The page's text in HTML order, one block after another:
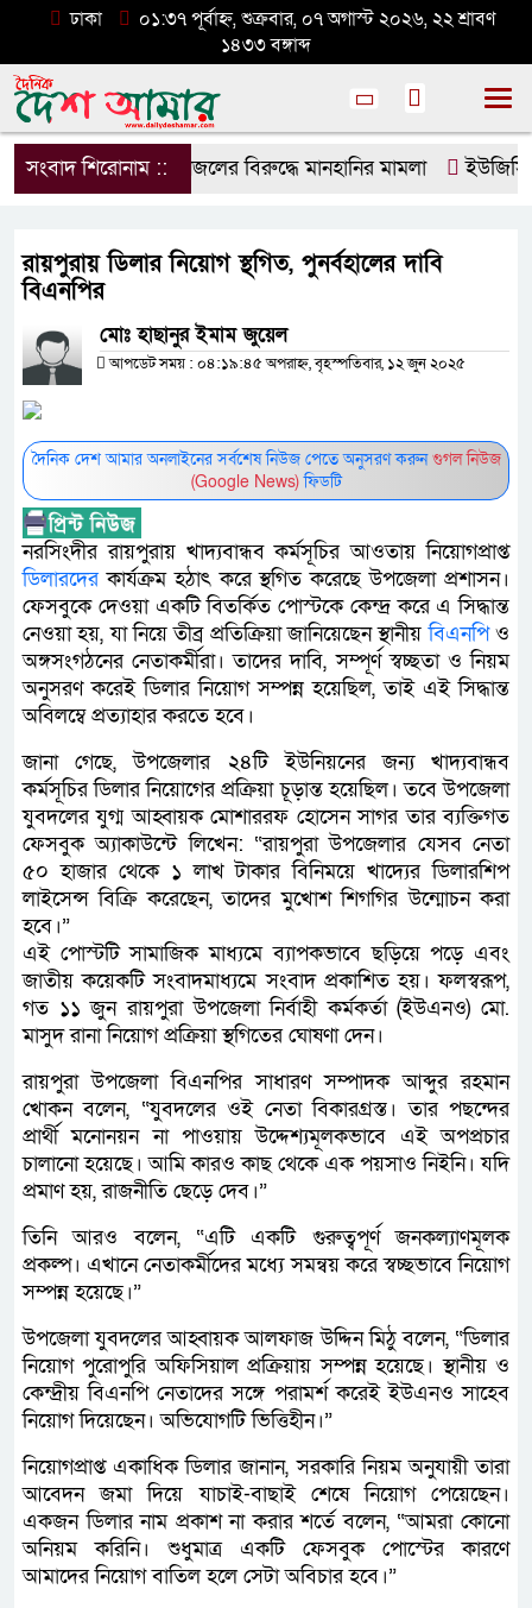
ঢাকা
০১:৩৭ পূর্বাহ্ন, শুক্রবার, ০৭ অগাস্ট ২০২৬, ২২ শ্রাবণ
১৪৩৩ বঙ্গাব্দ
সংবাদ শিরোনাম ::ডিপজলের বিরুদ্ধে মানহানির মামলা ইউজিসির
রায়পুরায় ডিলার নিয়োগ স্থগিত, পুনর্বহালের দাবি
বিএনপির
মোঃ হাছানুর ইমাম জুয়েল
আপডেট সময় : ০৪:১৯:৪৫ অপরাহ্ন, বৃহস্পতিবার, ১২ জুন ২০২৫
দৈনিক দেশ আমার অনলাইনের সর্বশেষ নিউজ পেতে অনুসরণ করুনগুগল নিউজ
(Google News)ফিডটি
নরসিংদীর রায়পুরায় খাদ্যবান্ধব কর্মসূচির আওতায় নিয়োগপ্রাপ্ত
ডিলারদেরকার্যক্রম হঠাৎ করে স্থগিত করেছে উপজেলা প্রশাসন।
ফেসবুকে দেওয়া একটি বিতর্কিত পোস্টকে কেন্দ্র করে এ সিদ্ধান্ত
নেওয়া হয়, যা নিয়ে তীব্র প্রতিক্রিয়া জানিয়েছেন স্থানীয়বিএনপিও
অঙ্গসংগঠনের নেতাকর্মীরা। তাদের দাবি, সম্পূর্ণ স্বচ্ছতা ও নিয়ম
অনুসরণ করেই ডিলার নিয়োগ সম্পন্ন হয়েছিল, তাই এই সিদ্ধান্ত
অবিলম্বে প্রত্যাহার করতে হবে।
জানা গেছে, উপজেলার ২৪টি ইউনিয়নের জন্য খাদ্যবান্ধব
কর্মসূচির ডিলার নিয়োগের প্রক্রিয়া চূড়ান্ত হয়েছিল। তবে উপজেলা
যুবদলের যুগ্ম আহ্বায়ক মোশাররফ হোসেন সাগর তার ব্যক্তিগত
ফেসবুক অ্যাকাউন্টে লিখেন: “রায়পুরা উপজেলার যেসব নেতা
৫০ হাজার থেকে ১ লাখ টাকার বিনিময়ে খাদ্যের ডিলারশিপ
লাইসেন্স বিক্রি করেছেন, তাদের মুখোশ শিগগির উন্মোচন করা
হবে।”
এই পোস্টটি সামাজিক মাধ্যমে ব্যাপকভাবে ছড়িয়ে পড়ে এবং
জাতীয় কয়েকটি সংবাদমাধ্যমে সংবাদ প্রকাশিত হয়। ফলস্বরূপ,
গত ১১ জুন রায়পুরা উপজেলা নির্বাহী কর্মকর্তা (ইউএনও) মো.
মাসুদ রানা নিয়োগ প্রক্রিয়া স্থগিতের ঘোষণা দেন।
রায়পুরা উপজেলা বিএনপির সাধারণ সম্পাদক আব্দুর রহমান
খোকন বলেন, “যুবদলের ওই নেতা বিকারগ্রস্ত। তার পছন্দের
প্রার্থী মনোনয়ন না পাওয়ায় উদ্দেশ্যমূলকভাবে এই অপপ্রচার
চালানো হয়েছে। আমি কারও কাছ থেকে এক পয়সাও নিইনি। যদি
প্রমাণ হয়, রাজনীতি ছেড়ে দেব।”
তিনি আরও বলেন, “এটি একটি গুরুত্বপূর্ণ জনকল্যাণমূলক
প্রকল্প। এখানে নেতাকর্মীদের মধ্যে সমন্বয় করে স্বচ্ছভাবে নিয়োগ
সম্পন্ন হয়েছে।”
উপজেলা যুবদলের আহ্বায়ক আলফাজ উদ্দিন মিঠু বলেন, “ডিলার
নিয়োগ পুরোপুরি অফিসিয়াল প্রক্রিয়ায় সম্পন্ন হয়েছে। স্থানীয় ও
কেন্দ্রীয় বিএনপি নেতাদের সঙ্গে পরামর্শ করেই ইউএনও সাহেব
নিয়োগ দিয়েছেন। অভিযোগটি ভিত্তিহীন।”
নিয়োগপ্রাপ্ত একাধিক ডিলার জানান, সরকারি নিয়ম অনুযায়ী তারা
আবেদন জমা দিয়ে যাচাই-বাছাই শেষে নিয়োগ পেয়েছেন।
একজন ডিলার নাম প্রকাশ না করার শর্তে বলেন, “আমরা কোনো
অনিয়ম করিনি। শুধুমাত্র একটি ফেসবুক পোস্টের কারণে
আমাদের নিয়োগ বাতিল হলে সেটা অবিচার হবে।”